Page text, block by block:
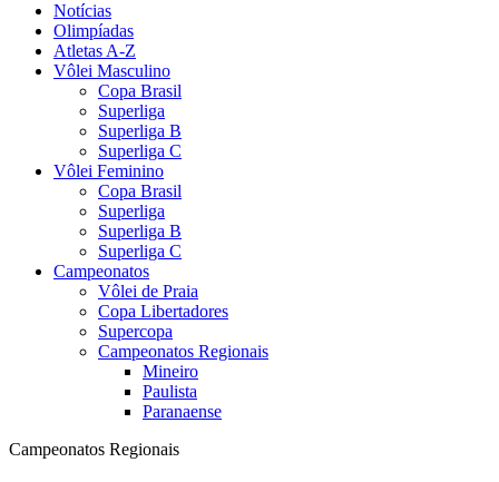
Notícias
Olimpíadas
Atletas A-Z
Vôlei Masculino
Copa Brasil
Superliga
Superliga B
Superliga C
Vôlei Feminino
Copa Brasil
Superliga
Superliga B
Superliga C
Campeonatos
Vôlei de Praia
Copa Libertadores
Supercopa
Campeonatos Regionais
Mineiro
Paulista
Paranaense
Campeonatos Regionais